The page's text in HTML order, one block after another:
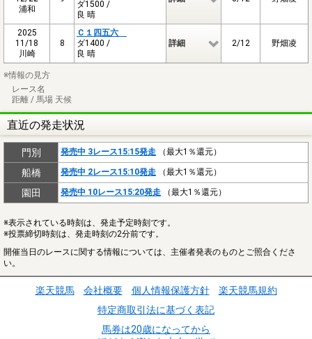
浦和
ダ1500 /
良 晴
2025
11/18
川崎
8
Ｃ１四五六
ダ1400 /
良 晴
詳細 2/12 野畑凌
※情報の見方
レース名
距離 / 馬場 天候
直近の発走状況
門別 発売中 3レース15:15発走 （最大1％還元）
船橋 発売中 2レース15:10発走 （最大1％還元）
園田 発売中 10レース15:20発走 （最大1％還元）
※表示されている時刻は、発走予定時刻です。
※投票締切時刻は、発走時刻の2分前です。
開催当日のレースに関する情報については、主催者発表のものとご照合くださ
い。
楽天競馬 会社概要 個人情報保護方針
楽天競馬規約
特定商取引法に基づく表記
馬券は20歳になってから